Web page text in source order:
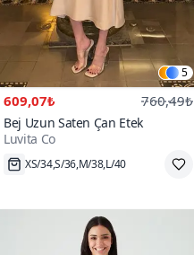
5
609,07₺ 760,49₺
Bej Uzun Saten Çan Etek
Luvita Co
XS/34,S/36,M/38,L/40